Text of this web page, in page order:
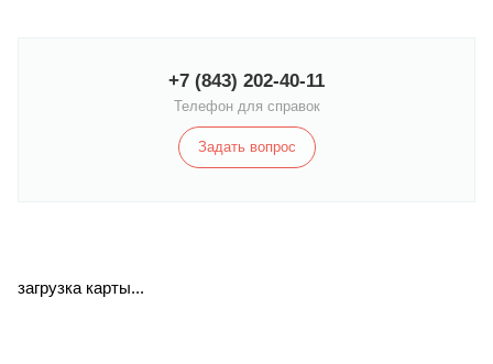
+7 (843) 202-40-11
Телефон для справок
Задать вопрос
загрузка карты...